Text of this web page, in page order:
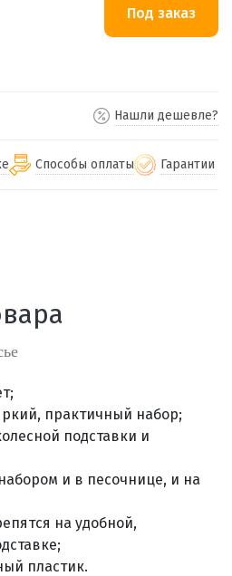
Нашли дешевле?
России
Озон
другой
Способы оплаты
(для
юридических лиц
Гарантии
практичный набор;
подставки и
и в песочнице, и на
на удобной,
пластик.